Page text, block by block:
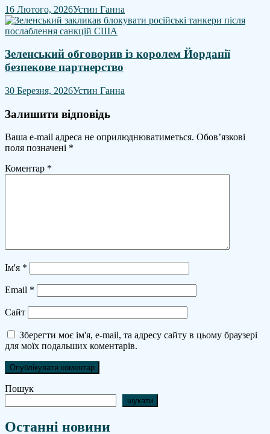
16 Лютого, 2026Устин Ганна
Зеленський обговорив із королем Йорданії
безпекове партнерство
30 Березня, 2026Устин Ганна
Залишити відповідь
Ваша e-mail адреса не оприлюднюватиметься. Обов’язкові
поля позначені *
Коментар *
Ім'я *
Email *
Сайт
Зберегти моє ім'я, e-mail, та адресу сайту в цьому браузері
для моїх подальших коментарів.
Пошук
шукати
Останні новини